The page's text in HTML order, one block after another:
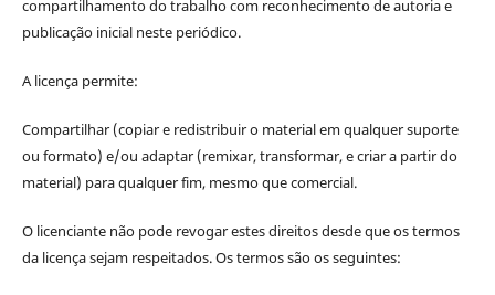
compartilhamento do trabalho com reconhecimento de autoria e
publicação inicial neste periódico.
A licença permite:
Compartilhar (copiar e redistribuir o material em qualquer suporte
ou formato) e/ou adaptar (remixar, transformar, e criar a partir do
material) para qualquer fim, mesmo que comercial.
O licenciante não pode revogar estes direitos desde que os termos
da licença sejam respeitados. Os termos são os seguintes: